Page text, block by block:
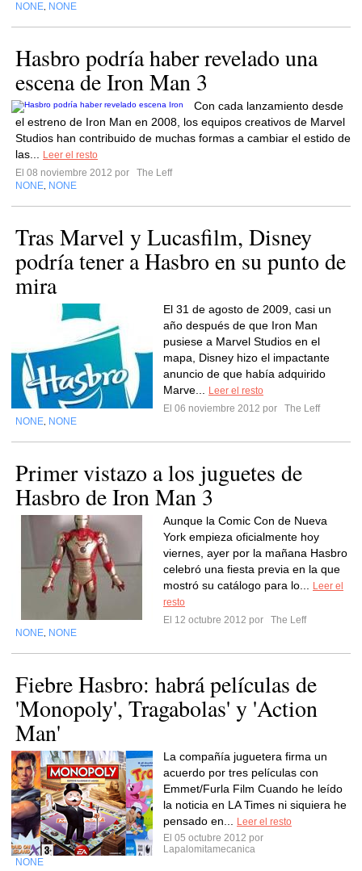
NONE NONE
Hasbro podría haber revelado una
escena de Iron Man 3
Con cada lanzamiento desde
el estreno de Iron Man en 2008, los equipos creativos de Marvel
Studios han contribuido de muchas formas a cambiar el estido de
las...
Leer el resto
El 08 noviembre 2012 por
The Leff
NONE NONE
Tras Marvel y Lucasfilm, Disney
podría tener a Hasbro en su punto de
mira
El 31 de agosto de 2009, casi un
año después de que Iron Man
pusiese a Marvel Studios en el
mapa, Disney hizo el impactante
anuncio de que había adquirido
Marve...
Leer el resto
El 06 noviembre 2012 por
The Leff
NONE NONE
Primer vistazo a los juguetes de
Hasbro de Iron Man 3
Aunque la Comic Con de Nueva
York empieza oficialmente hoy
viernes, ayer por la mañana Hasbro
celebró una fiesta previa en la que
mostró su catálogo para lo...
Leer el
resto
El 12 octubre 2012 por
The Leff
NONE NONE
Fiebre Hasbro: habrá películas de
'Monopoly', Tragabolas' y 'Action
Man'
La compañía juguetera firma un
acuerdo por tres películas con
Emmet/Furla Film Cuando he leído
la noticia en LA Times ni siquiera he
pensado en...
Leer el resto
El 05 octubre 2012 por
Lapalomitamecanica
NONE